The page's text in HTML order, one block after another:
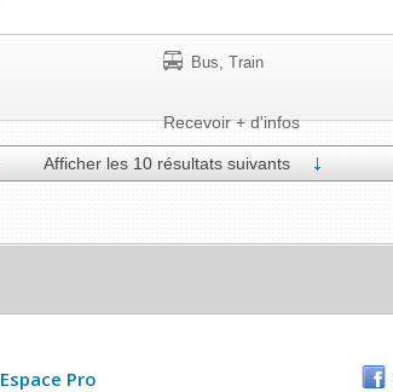
Bus, Train
Recevoir + d'infos
Afficher les 10 résultats suivants
Espace Pro